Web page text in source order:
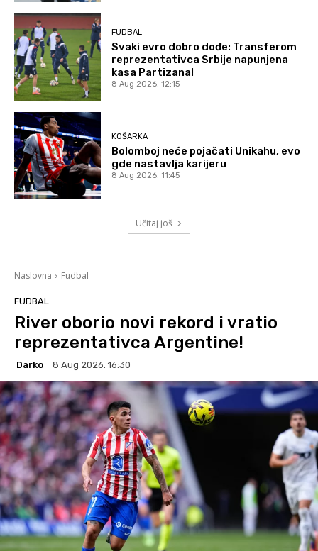
FUDBAL
Svaki evro dobro dođe: Transferom
reprezentativca Srbije napunjena
kasa Partizana!
8 Aug 2026. 12:15
KOŠARKA
Bolomboj neće pojačati Unikahu, evo
gde nastavlja karijeru
8 Aug 2026. 11:45
Učitaj još